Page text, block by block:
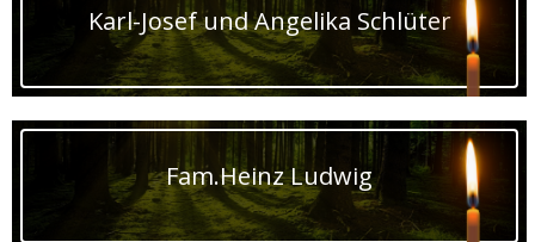
Karl-Josef und Angelika Schlüter
Fam.Heinz Ludwig